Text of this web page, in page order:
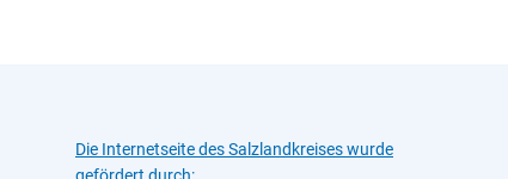
Die Internetseite des Salzlandkreises wurde
gefördert durch: